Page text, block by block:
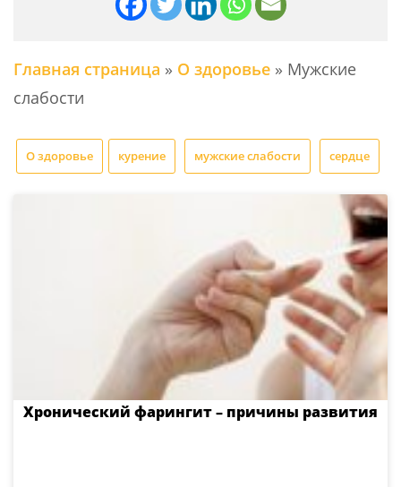
Главная страница » О здоровье » Мужские
слабости
О здоровье курение мужские слабости сердце
Хронический фарингит – причины развития